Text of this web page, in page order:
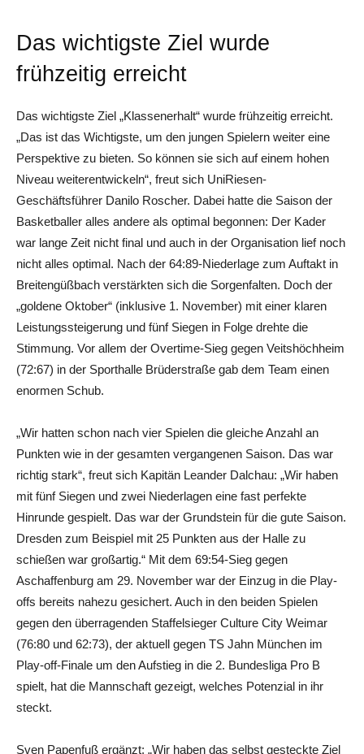
Das wichtigste Ziel wurde
frühzeitig erreicht
Das wichtigste Ziel „Klassenerhalt“ wurde frühzeitig erreicht.
„Das ist das Wichtigste, um den jungen Spielern weiter eine
Perspektive zu bieten. So können sie sich auf einem hohen
Niveau weiterentwickeln“, freut sich UniRiesen-
Geschäftsführer Danilo Roscher. Dabei hatte die Saison der
Basketballer alles andere als optimal begonnen: Der Kader
war lange Zeit nicht final und auch in der Organisation lief noch
nicht alles optimal. Nach der 64:89-Niederlage zum Auftakt in
Breitengüßbach verstärkten sich die Sorgenfalten. Doch der
„goldene Oktober“ (inklusive 1. November) mit einer klaren
Leistungssteigerung und fünf Siegen in Folge drehte die
Stimmung. Vor allem der Overtime-Sieg gegen Veitshöchheim
(72:67) in der Sporthalle Brüderstraße gab dem Team einen
enormen Schub.
„Wir hatten schon nach vier Spielen die gleiche Anzahl an
Punkten wie in der gesamten vergangenen Saison. Das war
richtig stark“, freut sich Kapitän Leander Dalchau: „Wir haben
mit fünf Siegen und zwei Niederlagen eine fast perfekte
Hinrunde gespielt. Das war der Grundstein für die gute Saison.
Dresden zum Beispiel mit 25 Punkten aus der Halle zu
schießen war großartig.“ Mit dem 69:54-Sieg gegen
Aschaffenburg am 29. November war der Einzug in die Play-
offs bereits nahezu gesichert. Auch in den beiden Spielen
gegen den überragenden Staffelsieger Culture City Weimar
(76:80 und 62:73), der aktuell gegen TS Jahn München im
Play-off-Finale um den Aufstieg in die 2. Bundesliga Pro B
spielt, hat die Mannschaft gezeigt, welches Potenzial in ihr
steckt.
Sven Papenfuß ergänzt: „Wir haben das selbst gesteckte Ziel